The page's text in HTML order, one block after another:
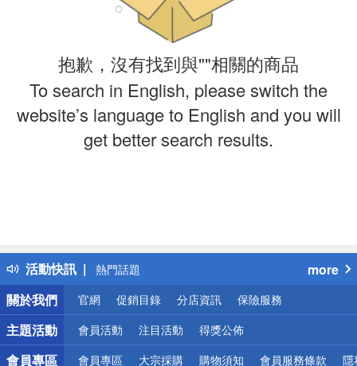
抱歉，沒有找到與""相關的商品
To search in English, please switch the
website’s language to English and you will
get better search results.
活動快訊
得獎公告
熱門話題
銀行優惠
偏遠地區配送
詐騙網頁！請小心！
more
關於我們
官網 促銷目錄 分店資訊 保險服務
主題活動 會員活動 注目活動 得獎公佈
會員專區 會員專區 大宗採購 購物須知 會員服務條款 隱